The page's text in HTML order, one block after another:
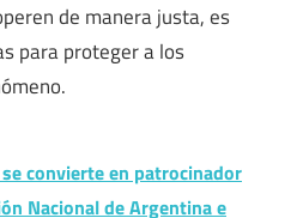
de manera justa, es
para proteger a los
convierte en patrocinador
Nacional de Argentina e